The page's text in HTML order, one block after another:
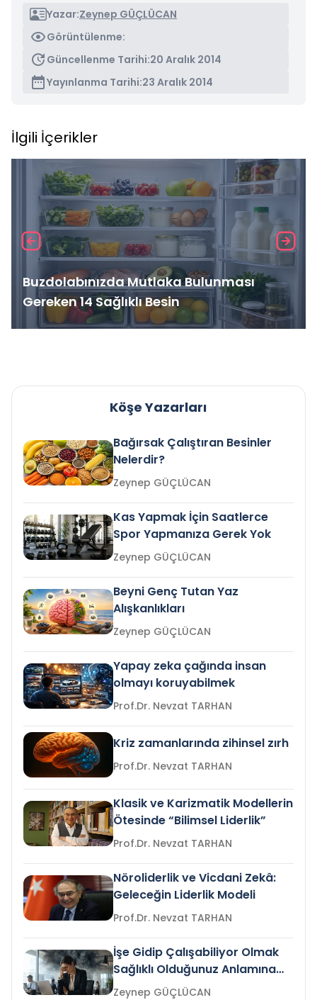
Yazar:Zeynep GÜÇLÜCAN
Görüntülenme:
Güncellenme Tarihi:20 Aralık 2014
Yayınlanma Tarihi:23 Aralık 2014
İlgili İçerikler
Buzdolabınızda Mutlaka Bulunması
Gereken 14 Sağlıklı Besin
Köşe Yazarları
Bağırsak Çalıştıran Besinler
Nelerdir?
Zeynep GÜÇLÜCAN
Kas Yapmak İçin Saatlerce
Spor Yapmanıza Gerek Yok
Zeynep GÜÇLÜCAN
Beyni Genç Tutan Yaz
Alışkanlıkları
Zeynep GÜÇLÜCAN
Yapay zeka çağında insan
olmayı koruyabilmek
Prof.Dr. Nevzat TARHAN
Kriz zamanlarında zihinsel zırh
Prof.Dr. Nevzat TARHAN
Klasik ve Karizmatik Modellerin
Ötesinde “Bilimsel Liderlik”
Prof.Dr. Nevzat TARHAN
Nöroliderlik ve Vicdani Zekâ:
Geleceğin Liderlik Modeli
Prof.Dr. Nevzat TARHAN
İşe Gidip Çalışabiliyor Olmak
Sağlıklı Olduğunuz Anlamına
Gelir mi?Zeynep GÜÇLÜCAN